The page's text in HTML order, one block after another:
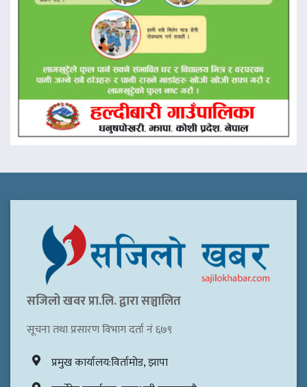
सजिलो खवर प्रा.लि. द्वारा सञ्चालित
सूचना तथा प्रसारण विभाग दर्ता नं ६७९
प्रमुख कार्यालय:विर्तामोड, झापा